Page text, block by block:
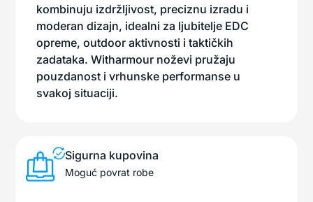
kombinuju izdržljivost, preciznu izradu i
moderan dizajn, idealni za ljubitelje EDC
opreme, outdoor aktivnosti i taktičkih
zadataka. Witharmour noževi pružaju
pouzdanost i vrhunske performanse u
svakoj situaciji.
Sigurna kupovina
Moguć povrat robe